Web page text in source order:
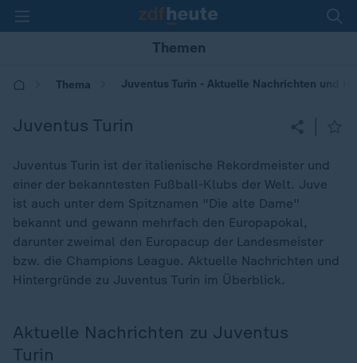
Themen
Thema Juventus Turin - Aktuelle Nachrichten und
Juventus Turin
Juventus Turin ist der italienische Rekordmeister und
einer der bekanntesten Fußball-Klubs der Welt. Juve
ist auch unter dem Spitznamen "Die alte Dame"
bekannt und gewann mehrfach den Europapokal,
darunter zweimal den Europacup der Landesmeister
bzw. die Champions League. Aktuelle Nachrichten und
Hintergründe zu Juventus Turin im Überblick.
Aktuelle Nachrichten zu Juventus
Turin